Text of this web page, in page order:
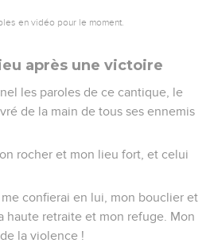
en vidéo pour le moment.
après une victoire
les paroles de ce cantique, le
de la main de tous ses ennemis
rocher et mon lieu fort, et celui
confierai en lui, mon bouclier et
haute retraite et mon refuge. Mon
la violence !